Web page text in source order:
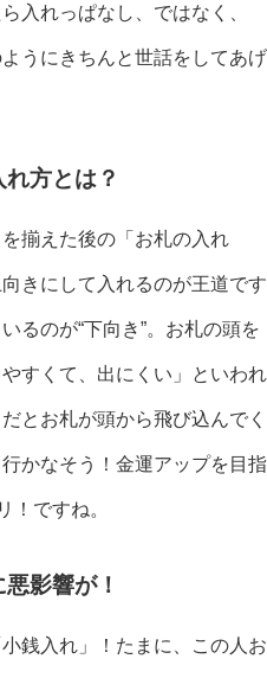
入れっぱなし、ではなく、
うにきちんと世話をしてあげ
方とは？
揃えた後の「お札の入れ
きにして入れるのが王道です
るのが“下向き”。お札の頭を
すくて、出にくい」といわれ
とお札が頭から飛び込んでく
かなそう！金運アップを目指
！ですね。
影響が！
銭入れ」！たまに、この人お